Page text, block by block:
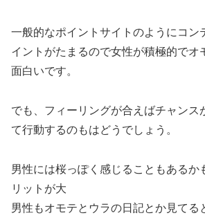
一般的なポイントサイトのようにコン
イントがたまるので女性が積極的でオ
面白いです。
でも、フィーリングが合えばチャンス
て行動するのもはどうでしょう。
男性には桜っぽく感じることもあるか
リットが大
男性もオモテとウラの日記とか見てる